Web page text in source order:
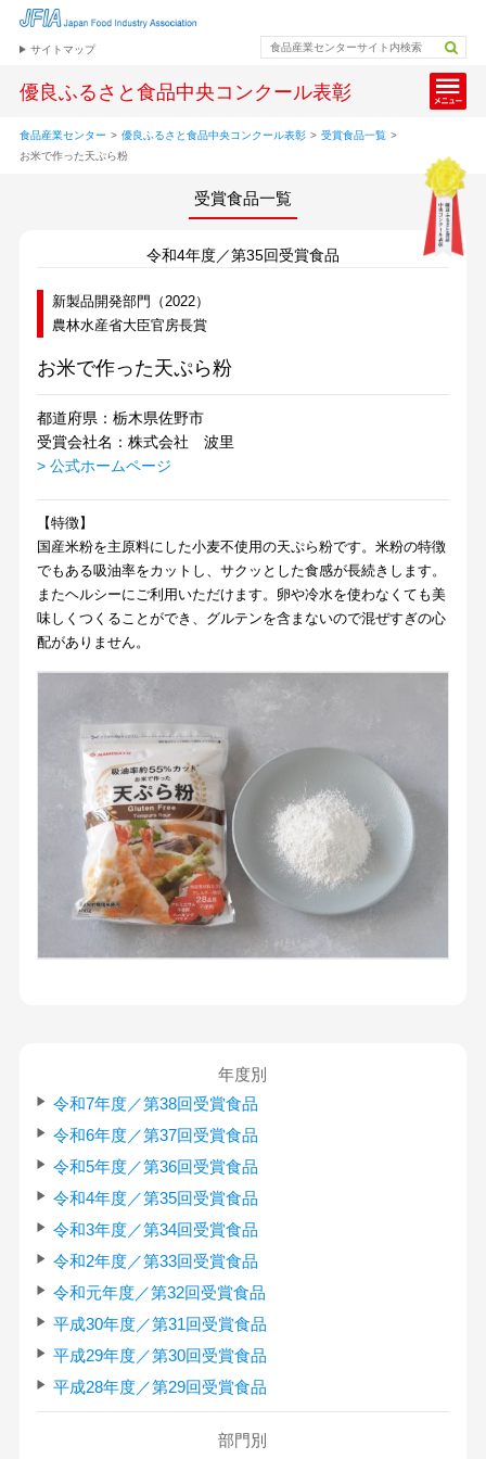
サイトマップ
優良ふるさと食品中央コンクール表彰
食品産業センター > 優良ふるさと食品中央コンクール表彰 > 受賞食品一覧 >
お米で作った天ぷら粉
受賞食品一覧
令和4年度／第35回受賞食品
新製品開発部門（2022）
農林水産省大臣官房長賞
お米で作った天ぷら粉
都道府県：栃木県佐野市
受賞会社名：株式会社 波里
> 公式ホームページ
【特徴】
国産米粉を主原料にした小麦不使用の天ぷら粉です。米粉の特徴
でもある吸油率をカットし、サクッとした食感が長続きします。
またヘルシーにご利用いただけます。卵や冷水を使わなくても美
味しくつくることができ、グルテンを含まないので混ぜすぎの心
配がありません。
年度別
令和7年度／第38回受賞食品
令和6年度／第37回受賞食品
令和5年度／第36回受賞食品
令和4年度／第35回受賞食品
令和3年度／第34回受賞食品
令和2年度／第33回受賞食品
令和元年度／第32回受賞食品
平成30年度／第31回受賞食品
平成29年度／第30回受賞食品
平成28年度／第29回受賞食品
部門別